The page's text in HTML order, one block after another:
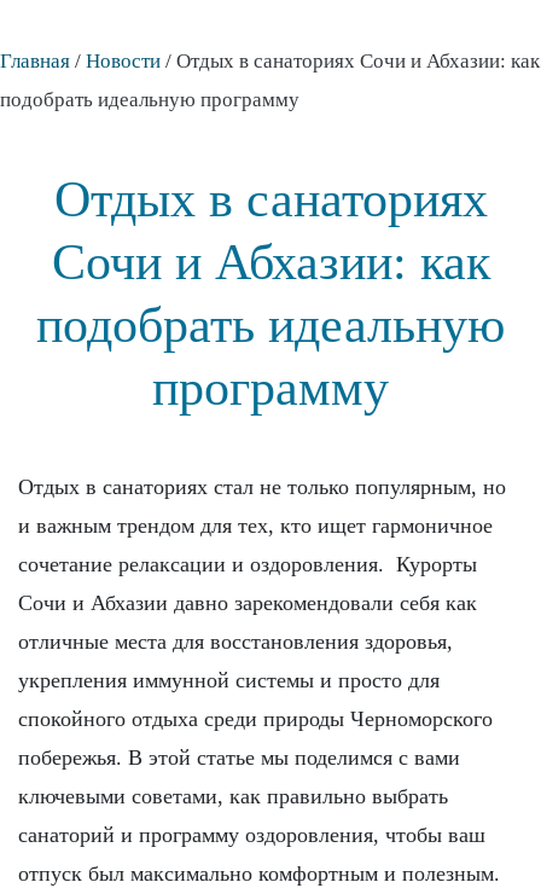
Главная / Новости / Отдых в санаториях Сочи и Абхазии: как
подобрать идеальную программу
Отдых в санаториях
Сочи и Абхазии: как
подобрать идеальную
программу
Отдых в санаториях стал не только популярным, но
и важным трендом для тех, кто ищет гармоничное
сочетание релаксации и оздоровления. Курорты
Сочи и Абхазии давно зарекомендовали себя как
отличные места для восстановления здоровья,
укрепления иммунной системы и просто для
спокойного отдыха среди природы Черноморского
побережья. В этой статье мы поделимся с вами
ключевыми советами, как правильно выбрать
санаторий и программу оздоровления, чтобы ваш
отпуск был максимально комфортным и полезным.